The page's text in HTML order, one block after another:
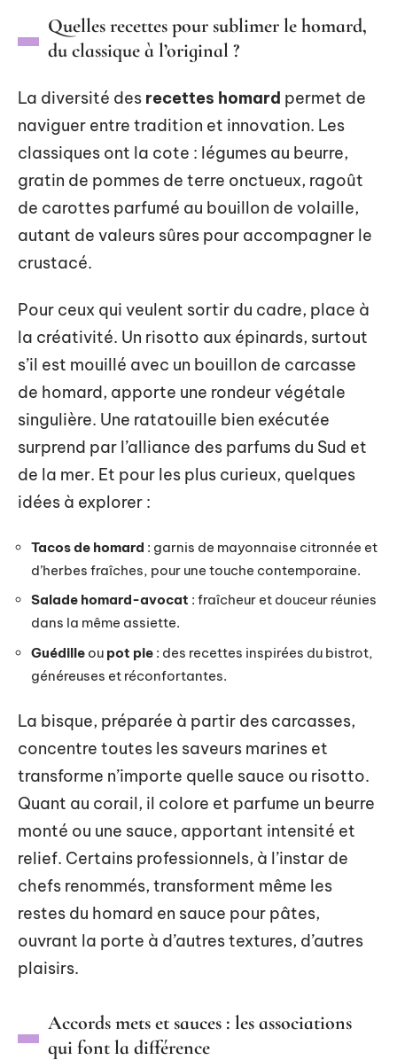
Quelles recettes pour sublimer le homard,
du classique à l’original ?
La diversité des recettes homard permet de
naviguer entre tradition et innovation. Les
classiques ont la cote : légumes au beurre,
gratin de pommes de terre onctueux, ragoût
de carottes parfumé au bouillon de volaille,
autant de valeurs sûres pour accompagner le
crustacé.
Pour ceux qui veulent sortir du cadre, place à
la créativité. Un risotto aux épinards, surtout
s’il est mouillé avec un bouillon de carcasse
de homard, apporte une rondeur végétale
singulière. Une ratatouille bien exécutée
surprend par l’alliance des parfums du Sud et
de la mer. Et pour les plus curieux, quelques
idées à explorer :
Tacos de homard : garnis de mayonnaise citronnée et
d’herbes fraîches, pour une touche contemporaine.
Salade homard-avocat : fraîcheur et douceur réunies
dans la même assiette.
Guédille ou pot pie : des recettes inspirées du bistrot,
généreuses et réconfortantes.
La bisque, préparée à partir des carcasses,
concentre toutes les saveurs marines et
transforme n’importe quelle sauce ou risotto.
Quant au corail, il colore et parfume un beurre
monté ou une sauce, apportant intensité et
relief. Certains professionnels, à l’instar de
chefs renommés, transforment même les
restes du homard en sauce pour pâtes,
ouvrant la porte à d’autres textures, d’autres
plaisirs.
Accords mets et sauces : les associations
qui font la différence